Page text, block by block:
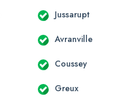
Jussarupt
Avranville
Coussey
Greux